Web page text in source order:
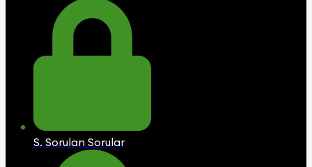
S. Sorulan Sorular